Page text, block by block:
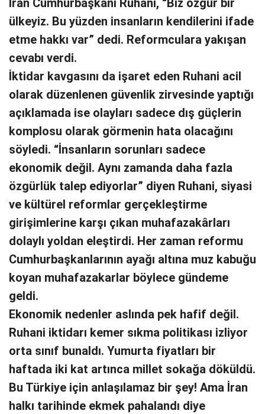
İran Cumhurbaşkanı Ruhani, “Biz özgür bir
ülkeyiz. Bu yüzden insanların kendilerini ifade
etme hakkı var” dedi. Reformculara yakışan
cevabı verdi.
İktidar kavgasını da işaret eden Ruhani acil
olarak düzenlenen güvenlik zirvesinde yaptığı
açıklamada ise olayları sadece dış güçlerin
komplosu olarak görmenin hata olacağını
söyledi. “İnsanların sorunları sadece
ekonomik değil. Aynı zamanda daha fazla
özgürlük talep ediyorlar” diyen Ruhani, siyasi
ve kültürel reformlar gerçekleştirme
girişimlerine karşı çıkan muhafazakârları
dolaylı yoldan eleştirdi. Her zaman reformu
Cumhurbaşkanlarının ayağı altına muz kabuğu
koyan muhafazakarlar böylece gündeme
geldi.
Ekonomik nedenler aslında pek hafif değil.
Ruhani iktidarı kemer sıkma politikası izliyor
orta sınıf bunaldı. Yumurta fiyatları bir
haftada iki kat artınca millet sokağa döküldü.
Bu Türkiye için anlaşılamaz bir şey! Ama İran
halkı tarihinde ekmek pahalandı diye